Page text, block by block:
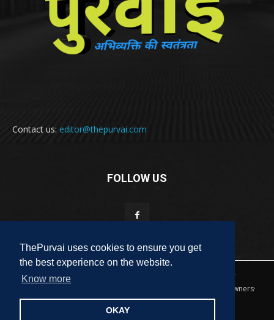
ThePurvai uses cookies to ensure you get
the best experience on the website.
Know more
OKAY
Contact us: editor@thepurvai.com
FOLLOW US
Copyright 2018-2023 THE PURVAI | All Rights Reserved · And Our
Sitemap · All Logos & Trademark Belongs To Their Respective Owners·
Designed & Developed byALL DIGI SEO